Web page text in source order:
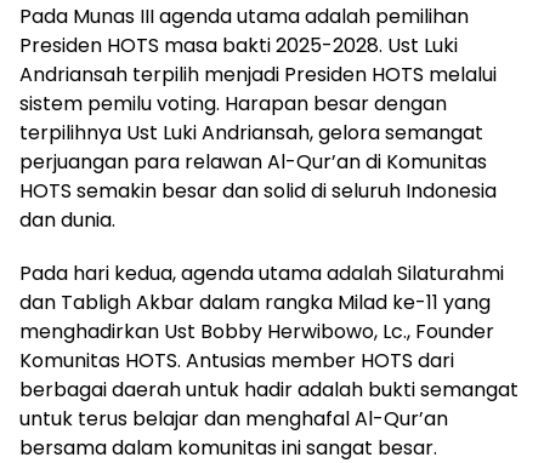
Pada Munas III agenda utama adalah pemilihan
Presiden HOTS masa bakti 2025-2028. Ust Luki
Andriansah terpilih menjadi Presiden HOTS melalui
sistem pemilu voting. Harapan besar dengan
terpilihnya Ust Luki Andriansah, gelora semangat
perjuangan para relawan Al-Qur’an di Komunitas
HOTS semakin besar dan solid di seluruh Indonesia
dan dunia.
Pada hari kedua, agenda utama adalah Silaturahmi
dan Tabligh Akbar dalam rangka Milad ke-11 yang
menghadirkan Ust Bobby Herwibowo, Lc., Founder
Komunitas HOTS. Antusias member HOTS dari
berbagai daerah untuk hadir adalah bukti semangat
untuk terus belajar dan menghafal Al-Qur’an
bersama dalam komunitas ini sangat besar.